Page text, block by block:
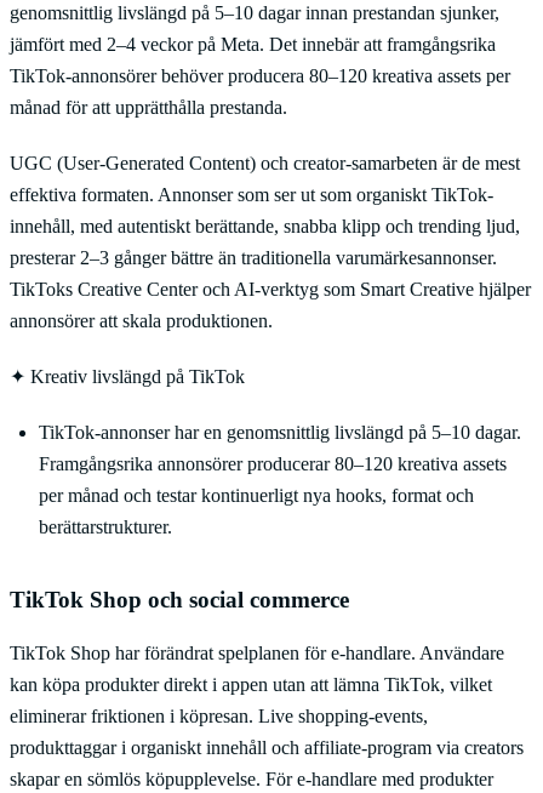
genomsnittlig livslängd på 5–10 dagar innan prestandan sjunker,
jämfört med 2–4 veckor på Meta. Det innebär att framgångsrika
TikTok-annonsörer behöver producera 80–120 kreativa assets per
månad för att upprätthålla prestanda.
UGC (User-Generated Content) och creator-samarbeten är de mest
effektiva formaten. Annonser som ser ut som organiskt TikTok-
innehåll, med autentiskt berättande, snabba klipp och trending ljud,
presterar 2–3 gånger bättre än traditionella varumärkesannonser.
TikToks Creative Center och AI-verktyg som Smart Creative hjälper
annonsörer att skala produktionen.
✦ Kreativ livslängd på TikTok
TikTok-annonser har en genomsnittlig livslängd på 5–10 dagar.
Framgångsrika annonsörer producerar 80–120 kreativa assets
per månad och testar kontinuerligt nya hooks, format och
berättarstrukturer.
TikTok Shop och social commerce
TikTok Shop har förändrat spelplanen för e-handlare. Användare
kan köpa produkter direkt i appen utan att lämna TikTok, vilket
eliminerar friktionen i köpresan. Live shopping-events,
produkttaggar i organiskt innehåll och affiliate-program via creators
skapar en sömlös köpupplevelse. För e-handlare med produkter